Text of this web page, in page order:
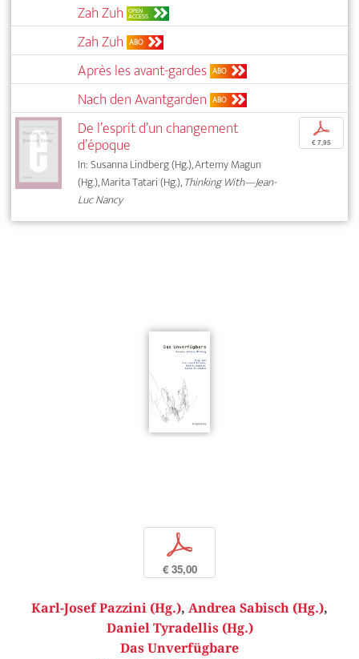
Zah Zuh OPEN
ACCESS
Zah Zuh ABO
Après les avant-gardes ABO
Nach den Avantgarden ABO
De l’esprit d’un changement
d’époque
In: Susanna Lindberg (Hg.), Artemy Magun
(Hg.), Marita Tatari (Hg.),Thinking With—Jean-
Luc Nancy
p
€ 7,95
p
€ 35,00
Karl-Josef Pazzini (Hg.), Andrea Sabisch (Hg.),
Daniel Tyradellis (Hg.)
Das Unverfügbare